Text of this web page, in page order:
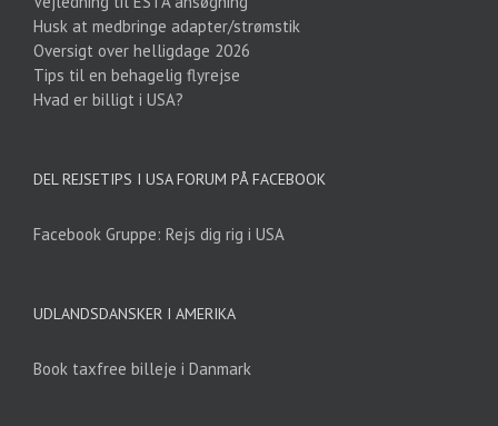
Husk at medbringe adapter/strømstik
Oversigt over helligdage 2026
Tips til en behagelig flyrejse
Hvad er billigt i USA?
DEL REJSETIPS I USA FORUM PÅ FACEBOOK
Facebook Gruppe: Rejs dig rig i USA
UDLANDSDANSKER I AMERIKA
Book taxfree billeje i Danmark